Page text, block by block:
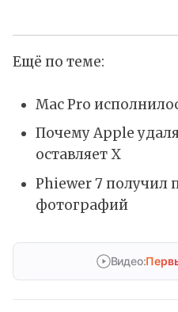
Ещё по теме:
Mac Pro
Почему Apple
оставляет X
Phiewer 7 получил
фотографий
Видео: